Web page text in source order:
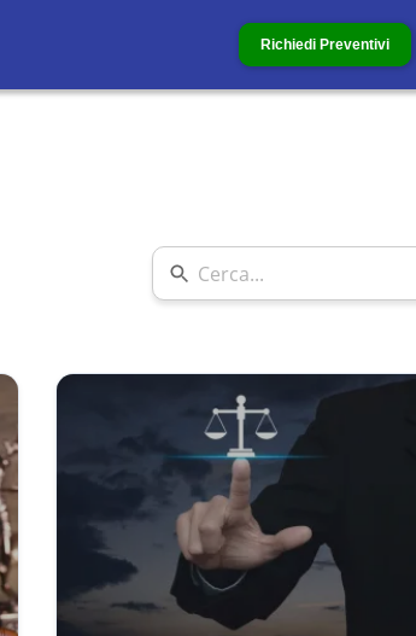
Richiedi Preventivi